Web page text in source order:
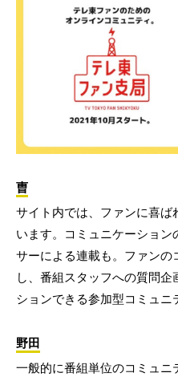
曺
サイト内では、ファンに喜ば
います。コミュニケーショ
サーによる連載も。ファンの
し、番組スタッフへの質問
ションできる参加型コミュニ
野田
一般的に番組単位のコミュニ